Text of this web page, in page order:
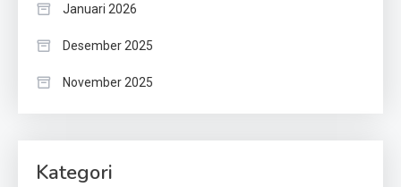
Januari 2026
Desember 2025
November 2025
Kategori